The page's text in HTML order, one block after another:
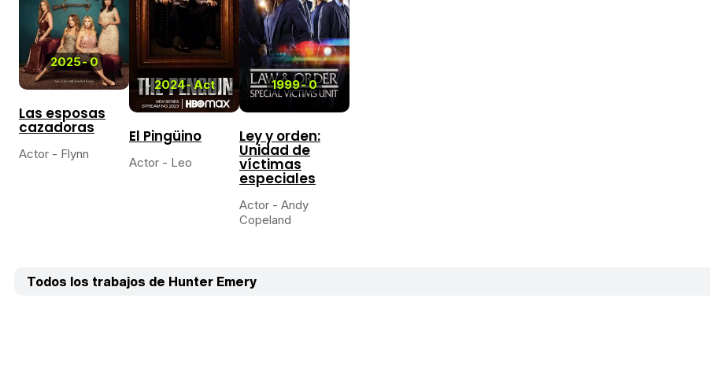
2025-0
Las esposas
cazadoras
Actor - Flynn
2024-Act
El Pingüino
Actor - Leo
1999-0
Ley y orden:
Unidad de
víctimas
especiales
Actor - Andy
Copeland
Todos los trabajos de Hunter Emery